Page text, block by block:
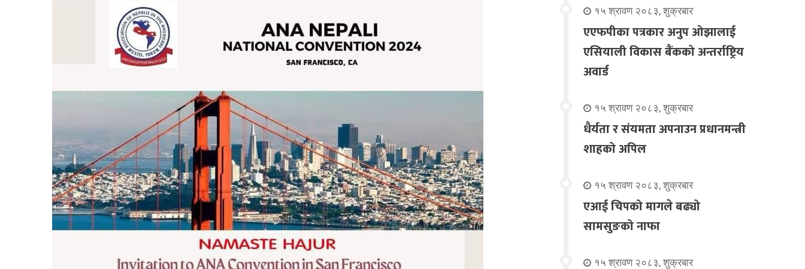
१५ श्रावण २०८३, शुक्रबार
एएफपीका पत्रकार अनुप ओझालाई
एसियाली विकास बैंकको अन्तर्राष्ट्रिय
अवार्ड
१५ श्रावण २०८३, शुक्रबार
धैर्यता र संयमता अपनाउन प्रधानमन्त्री
शाहको अपिल
१५ श्रावण २०८३, शुक्रबार
एआई चिपको मागले बढ्यो
सामसुङको नाफा
१५ श्रावण २०८३, शुक्रबार